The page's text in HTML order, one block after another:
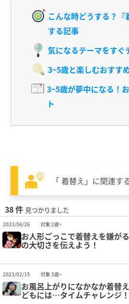
こんな時どうする？『
する記事
気になるテーマをすぐ
3~5歳と楽しむおすす
3~5歳が夢中になる！
ト
「 着替え」に関連す
38 件 見つかりました
2023/06/26 対象 2歳~
お人形ごっこで着替えを嫌が
の大切さを伝えよう！
2023/02/15 対象 3歳~
お風呂上がりになかなか着替
どもには…タイムチャレンジ！